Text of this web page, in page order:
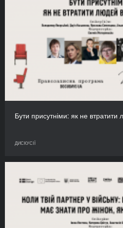
Бути присутніми: як не втратити
ДИСКУСІЇ